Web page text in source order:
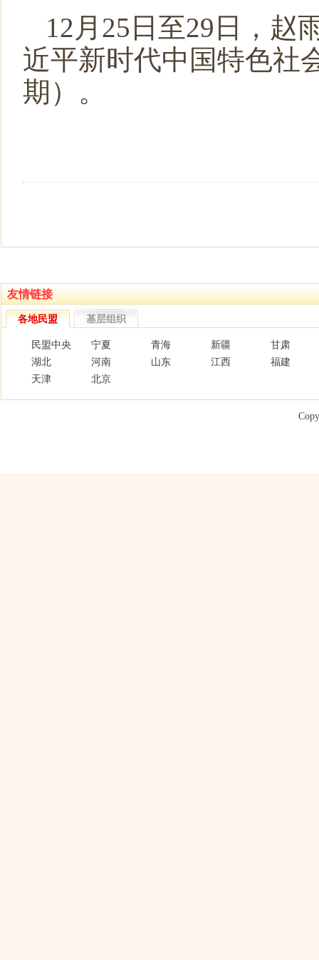
12月25日至29日，赵
近平新时代中国特色社
期）。
友情链接
各地民盟 基层组织
民盟中央 宁夏 青海 新疆
甘肃
湖北
河南 山东 江西
福建
天津
北京